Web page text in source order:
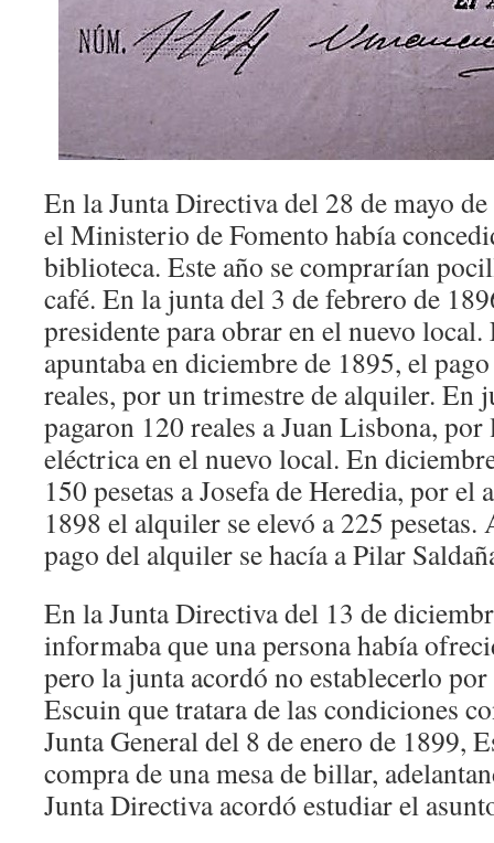
En la Junta Directiva del 28 de mayo
el Ministerio de Fomento había
biblioteca. Este año se comprarían
café. En la junta del 3 de febrero de
presidente para obrar en el nuevo
apuntaba en diciembre de 1895, el
reales, por un trimestre de alquiler. En
pagaron 120 reales a Juan Lisbona,
eléctrica en el nuevo local. En
150 pesetas a Josefa de Heredia, por
1898 el alquiler se elevó a 225
pago del alquiler se hacía a Pilar
En la Junta Directiva del 13 de
informaba que una persona había
pero la junta acordó no establecerlo
Escuin que tratara de las condiciones
Junta General del 8 de enero de 1899,
compra de una mesa de billar,
Junta Directiva acordó estudiar el